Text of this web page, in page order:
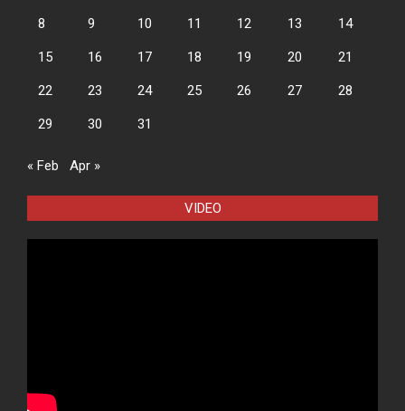
8 9 10 11 12 13 14
15 16 17 18 19 20 21
22 23 24 25 26 27 28
29 30 31
« Feb Apr »
VIDEO